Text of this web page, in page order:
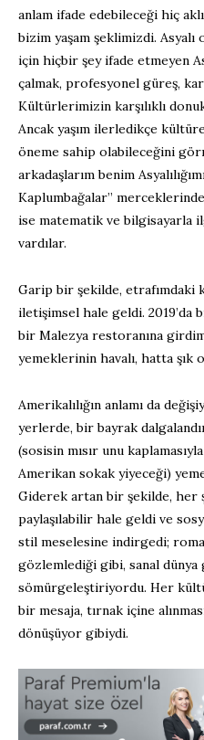
anlam ifade edebileceği hiç
bizim yaşam şeklimizdi. Asyalı
için hiçbir şey ifade etmeyen
çalmak, profesyonel güreş,
Kültürlerimizin karşılıklı
Ancak yaşım ilerledikçe
öneme sahip olabileceğini
arkadaşlarım benim
Kaplumbağalar”
ise matematik ve bilgisayarla
vardılar.
Garip bir şekilde, etrafımdaki
iletişimsel hale geldi. 2019’da
bir Malezya restoranına
yemeklerinin havalı, hatta şık
Amerikalılığın anlamı da
yerlerde, bir bayrak
(sosisin mısır unu
Amerikan sokak yiyeceği)
Giderek artan bir şekilde, her
paylaşılabilir hale geldi ve
stil meselesine indirgedi;
gözlemlediği gibi, sanal dünya
sömürgeleştiriyordu. Her
bir mesaja, tırnak içine
dönüşüyor gibiydi.